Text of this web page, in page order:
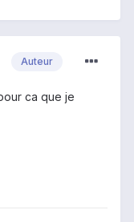
Auteur
ca que je